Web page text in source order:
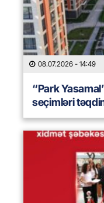
08.07.2026 - 14:49
“Park
seçimləri